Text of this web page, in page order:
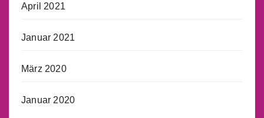
April 2021
Januar 2021
März 2020
Januar 2020